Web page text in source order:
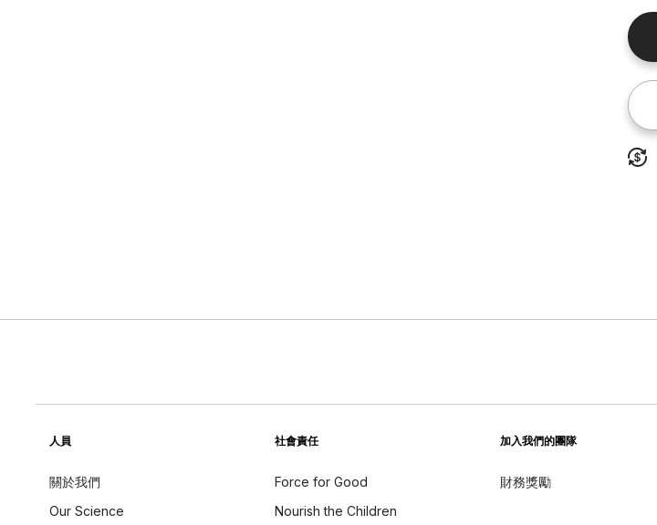
人員
關於我們
Our Science
社會責任
Force for Good
Nourish the Children
加入我們的團隊
財務獎勵